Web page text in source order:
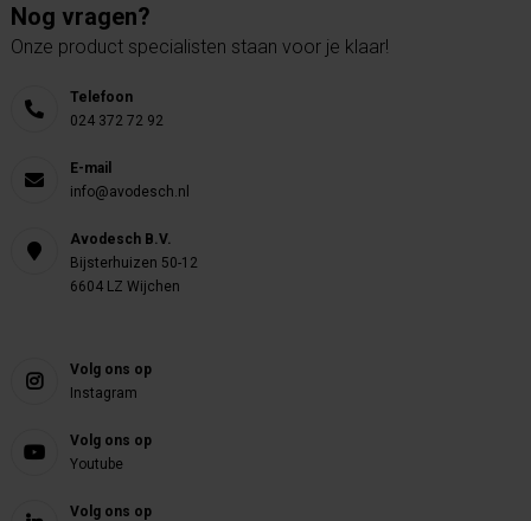
Nog vragen?
Onze product specialisten staan voor je klaar!
Telefoon
024 372 72 92
E-mail
info@avodesch.nl
Avodesch B.V.
Bijsterhuizen 50-12
6604 LZ Wijchen
Volg ons op
Instagram
Volg ons op
Youtube
Volg ons op